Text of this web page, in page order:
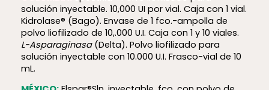
solución inyectable. 10,000 UI por vial. Caja con 1 vial.
Kidrolase® (Bago). Envase de 1 fco.-ampolla de
polvo liofilizado de 10,.000 U.I. Caja con 1 y 10 viales.
L-Asparaginasa(Delta). Polvo liofilizado para
solución inyectable con 10.000 U.I. Frasco-vial de 10
mL.